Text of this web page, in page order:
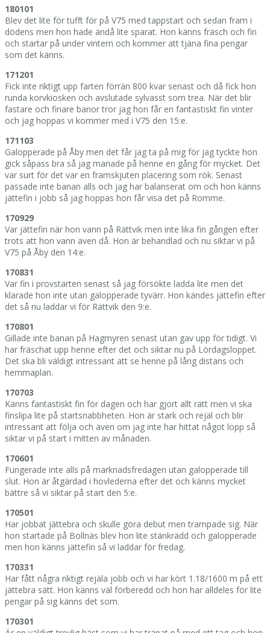
180101
Blev det lite för tufft för på V75 med tappstart och sedan fram i
dödens men hon hade ändå lite sparat. Hon känns fräsch och fin
och startar på under vintern och kommer att tjäna fina pengar
som det känns.
171201
Fick inte riktigt upp farten förrän 800 kvar senast och då fick hon
runda korvkiosken och avslutade sylvasst som trea. När det blir
fastare och finare banor tror jag hon får en fantastiskt fin vinter
och jag hoppas vi kommer med i V75 den 15:e.
171103
Galopperade på Åby men det får jag ta på mig för jag tyckte hon
gick såpass bra så jag manade på henne en gång för mycket. Det
var surt för det var en framskjuten placering som rök. Senast
passade inte banan alls och jag har balanserat om och hon känns
jättefin i jobb så jag hoppas hon får visa det på Romme.
170929
Var jättefin när hon vann på Rättvik men inte lika fin gången efter
trots att hon vann även då. Hon är behandlad och nu siktar vi på
V75 på Åby den 14:e.
170831
Var fin i provstarten senast så jag försökte ladda lite men det
klarade hon inte utan galopperade tyvärr. Hon kändes jättefin efter
det så nu laddar vi för Rättvik den 9:e.
170801
Gillade inte banan på Hagmyren senast utan gav upp för tidigt. Vi
har fräschat upp henne efter det och siktar nu på Lördagsloppet.
Det ska bli väldigt intressant att se henne på lång distans och
hemmaplan.
170703
Känns fantastiskt fin för dagen och har gjort allt rätt men vi ska
finslipa lite på startsnabbheten. Hon är stark och rejäl och blir
intressant att följa och även om jag inte har hittat något lopp så
siktar vi på start i mitten av månaden.
170601
Fungerade inte alls på marknadsfredagen utan galopperade till
slut. Hon är åtgärdad i hovlederna efter det och känns mycket
bättre så vi siktar på start den 5:e.
170501
Har jobbat jättebra och skulle göra debut men trampade sig. När
hon startade på Bollnäs blev hon lite stänkrädd och galopperade
men hon känns jättefin så vi laddar för fredag.
170331
Har fått några riktigt rejäla jobb och vi har kört 1.18/1600 m på ett
jättebra sätt. Hon känns väl förberedd och hon har alldeles för lite
pengar på sig känns det som.
170301